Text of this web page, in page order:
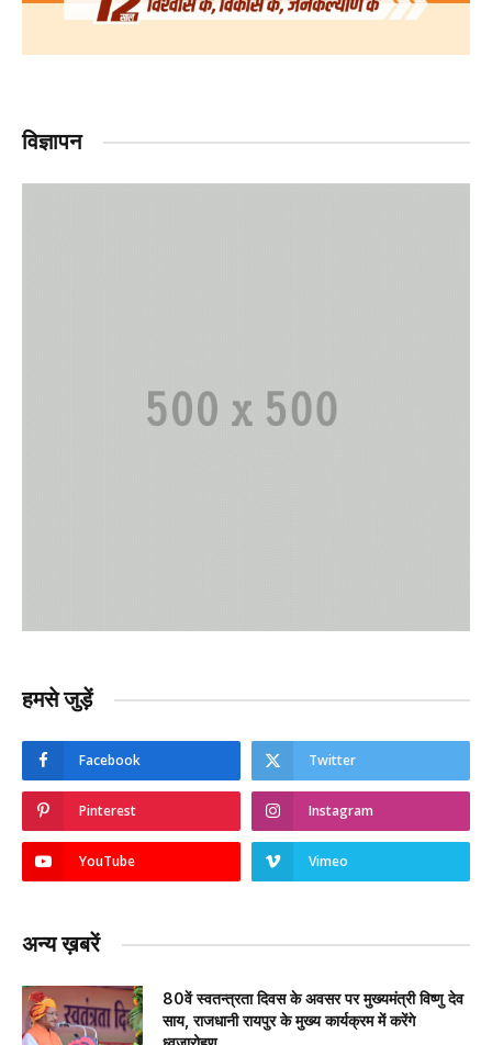
विज्ञापन
हमसे जुड़ें
Facebook Twitter
Pinterest Instagram
YouTube Vimeo
अन्य ख़बरें
80वें स्वतन्त्रता दिवस के अवसर पर मुख्यमंत्री विष्णु देव
साय, राजधानी रायपुर के मुख्य कार्यक्रम में करेंगे